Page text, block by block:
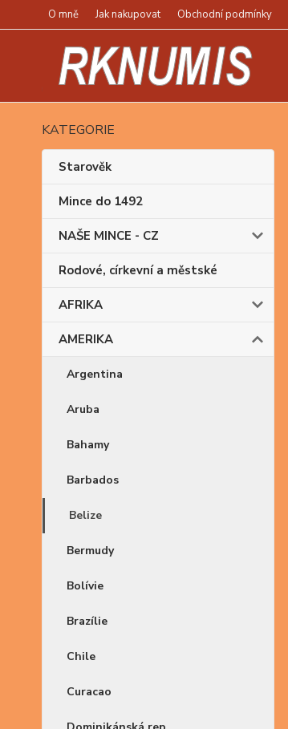
O mně Jak nakupovat Obchodní podmínky
KATEGORIE
Starověk
Mince do 1492
NAŠE MINCE - CZ
Rodové, církevní a městské
AFRIKA
AMERIKA
Argentina
Aruba
Bahamy
Barbados
Belize
Bermudy
Bolívie
Brazílie
Chile
Curacao